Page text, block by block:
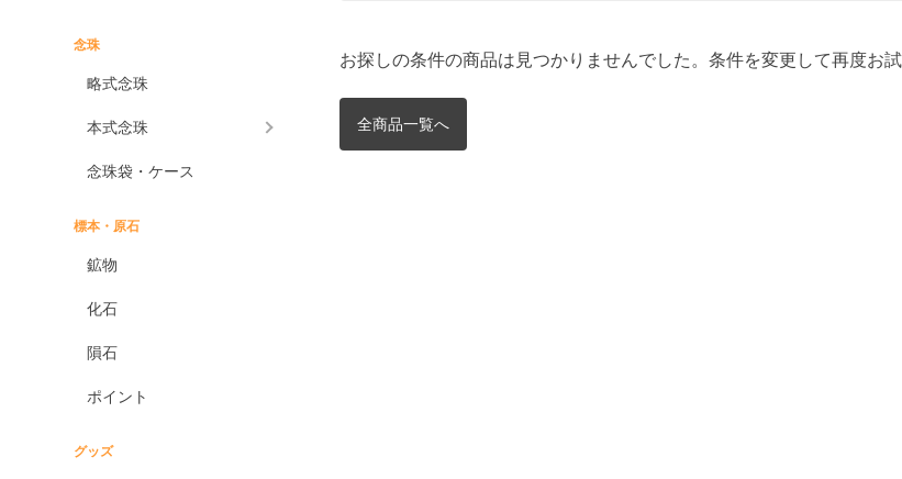
念珠
略式念珠
本式念珠
念珠袋・ケース
標本・原石
鉱物
化石
隕石
ポイント
グッズ
お探しの条件の商品は見つかりませんでした。条件を変更して再度お試
全商品一覧へ